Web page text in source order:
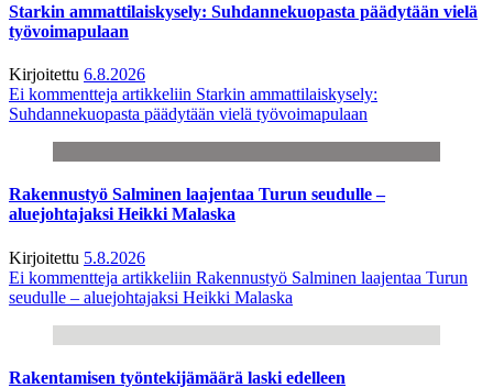
Starkin ammattilaiskysely: Suhdannekuopasta päädytään vielä
työvoimapulaan
Kirjoitettu 6.8.2026
Ei kommentteja artikkeliin Starkin ammattilaiskysely:
Suhdannekuopasta päädytään vielä työvoimapulaan
Rakennustyö Salminen laajentaa Turun seudulle –
aluejohtajaksi Heikki Malaska
Kirjoitettu 5.8.2026
Ei kommentteja artikkeliin Rakennustyö Salminen laajentaa Turun
seudulle – aluejohtajaksi Heikki Malaska
Rakentamisen työntekijämäärä laski edelleen